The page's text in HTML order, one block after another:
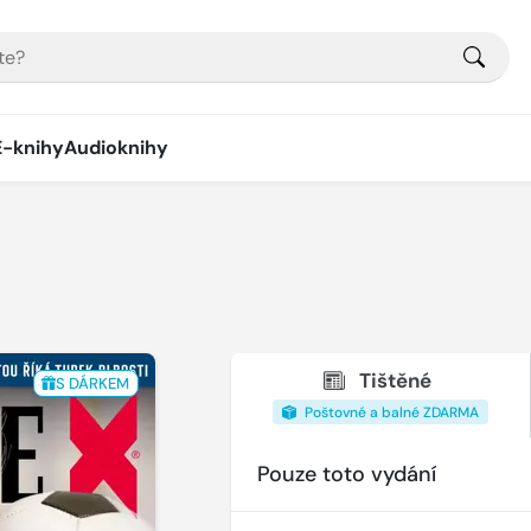
knihyAudioknihy
S DÁRKEM Tištěné
Poštovné a balné ZDARMA
Pouze toto vydání